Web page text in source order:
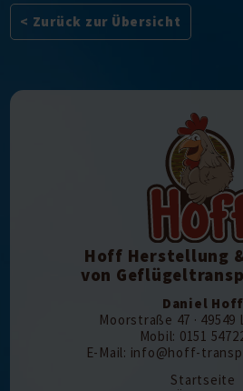
< Zurück zur Übersicht
Hoff Herstellung
von
Daniel Hoff
Moorstraße 47 · 49549
Mobil: 0151
E-Mail: info@hoff-
Startseite